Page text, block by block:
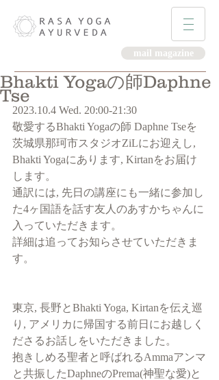
mail magazine
Bhakti Yogaの師Daphne
Tse
2023.10.4 Wed. 20:00-21:30
敬愛するBhakti Yogaの師 Daphne Tseを
茨城県那珂市スタジオZiLにお迎えし,
Bhakti Yogaにあります, Kirtanをお届け
します。
通訳には, 先日の講座にも一緒に参加し
た4ヶ国語を話す友人のあすかちゃんに
入っていただきます。
詳細は追ってお知らさせていただきま
す。
東京, 長野とBhakti Yoga, Kirtanを伝え巡
り, アメリカに帰国する前日にお越しく
ださるお話しをいただきました。
抱きしめる聖者と呼ばれるAmmaアンマ
と共振したDaphneのPrema(神聖な愛)と